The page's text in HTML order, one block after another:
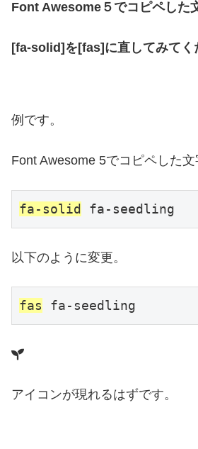
Font Awesome５でコピペした
[fa-solid]を[fas]に直してみてく
例です。
Font Awesome 5でコピペした文
fa-solid fa-seedling
以下のように変更。
fas fa-seedling
アイコンが現れるはずです。